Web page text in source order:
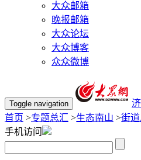
大众邮箱
晚报邮箱
大众论坛
大众博客
众众微博
Toggle navigation
首页 >专题总汇 >生态南山 >街
手机访问